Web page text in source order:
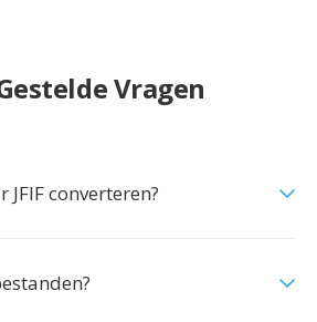
Vragen
converteren?